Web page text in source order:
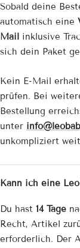
Sobald deine
automatisch eine
Mail
inklusive
sich dein Paket
Kein E-Mail
prüfen. Bei
Bestellung
unter
unkompliziert
Kann ich eine
Du hast 14 Tage
Recht, Artikel
erforderlich. Der